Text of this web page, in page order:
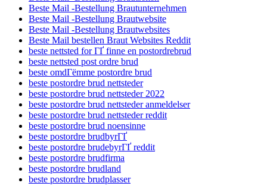
Beste Mail -Bestellung Brautunternehmen
Beste Mail -Bestellung Brautwebsite
Beste Mail -Bestellung Brautwebsites
Beste Mail bestellen Braut Websites Reddit
beste nettsted for ГҐ finne en postordrebrud
beste nettsted post ordre brud
beste omdГёmme postordre brud
beste postordre brud nettsteder
beste postordre brud nettsteder 2022
beste postordre brud nettsteder anmeldelser
beste postordre brud nettsteder reddit
beste postordre brud noensinne
beste postordre brudbyrГҐ
beste postordre brudebyrГҐ reddit
beste postordre brudfirma
beste postordre brudland
beste postordre brudplasser